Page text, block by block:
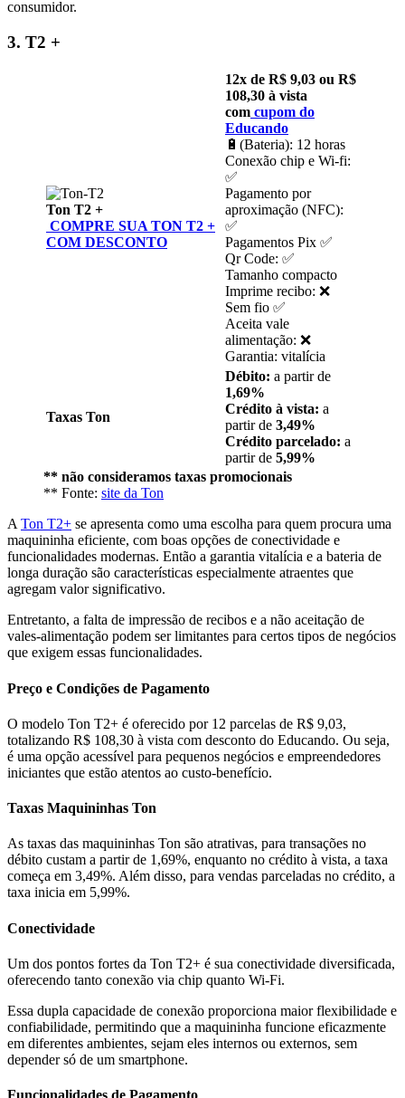
consumidor.
3. T2 +
Ton T2 +
COMPRE SUA TON T2 +
COM DESCONTO
12x de R$ 9,03 ou R$
108,30 à vista
com cupom do
Educando
🔋(Bateria): 12 horas
Conexão chip e Wi-fi:
✅
Pagamento por
aproximação (NFC):
✅
Pagamentos Pix ✅
Qr Code: ✅
Tamanho compacto
Imprime recibo: ❌
Sem fio ✅
Aceita vale
alimentação: ❌
Garantia: vitalícia
Taxas Ton
Débito: a partir de
1,69%
Crédito à vista: a
partir de 3,49%
Crédito parcelado: a
partir de 5,99%
** não consideramos taxas promocionais
** Fonte: site da Ton
A Ton T2+ se apresenta como uma escolha para quem procura uma
maquininha eficiente, com boas opções de conectividade e
funcionalidades modernas. Então a garantia vitalícia e a bateria de
longa duração são características especialmente atraentes que
agregam valor significativo.
Entretanto, a falta de impressão de recibos e a não aceitação de
vales-alimentação podem ser limitantes para certos tipos de negócios
que exigem essas funcionalidades.
Preço e Condições de Pagamento
O modelo Ton T2+ é oferecido por 12 parcelas de R$ 9,03,
totalizando R$ 108,30 à vista com desconto do Educando. Ou seja,
é uma opção acessível para pequenos negócios e empreendedores
iniciantes que estão atentos ao custo-benefício.
Taxas Maquininhas Ton
As taxas das maquininhas Ton são atrativas, para transações no
débito custam a partir de 1,69%, enquanto no crédito à vista, a taxa
começa em 3,49%. Além disso, para vendas parceladas no crédito, a
taxa inicia em 5,99%.
Conectividade
Um dos pontos fortes da Ton T2+ é sua conectividade diversificada,
oferecendo tanto conexão via chip quanto Wi-Fi.
Essa dupla capacidade de conexão proporciona maior flexibilidade e
confiabilidade, permitindo que a maquininha funcione eficazmente
em diferentes ambientes, sejam eles internos ou externos, sem
depender só de um smartphone.